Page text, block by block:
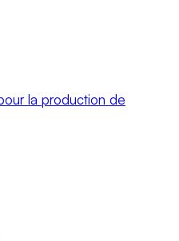
la production de